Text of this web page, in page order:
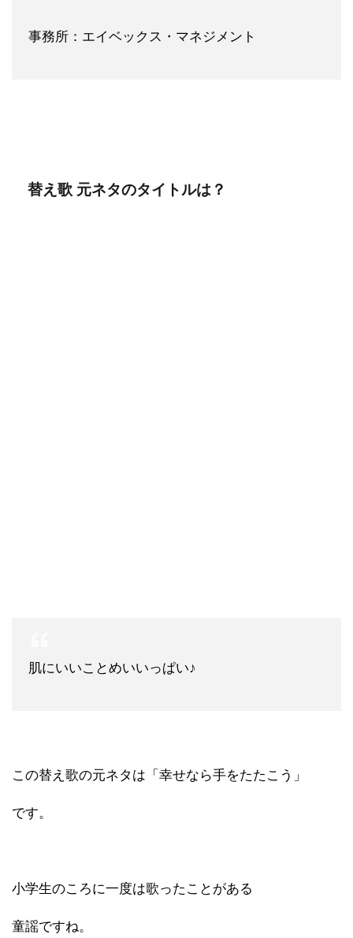
事務所：エイベックス・マネジメント
替え歌 元ネタのタイトルは？
肌にいいことめいいっぱい♪
この替え歌の元ネタは「幸せなら手をたたこう」
です。
小学生のころに一度は歌ったことがある
童謡ですね。